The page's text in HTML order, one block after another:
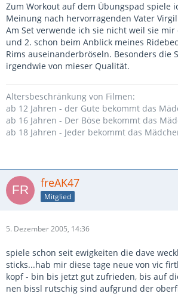
Zum Workout auf dem Übungspad spiele
Meinung nach hervorragenden Vater
Am Set verwende ich sie nicht weil sie mir
und 2. schon beim Anblick meines
Rims auseinanderbröseln. Besonders die
irgendwie von mieser Qualität.
Altersbeschränkung von Filmen:
ab 12 Jahren - der Gute bekommt das
ab 16 Jahren - Der Böse bekommt das
ab 18 Jahren - Jeder bekommt das
freAK47
Mitglied
5. Dezember 2005, 14:36
spiele schon seit ewigkeiten die dave
sticks...hab mir diese tage neue von vic
kopf - bin bis jetzt gut zufrieden, bis auf
nen bissl rutschig sind aufgrund der